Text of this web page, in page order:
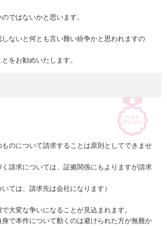
ではないかと思います。
ないと何とも言い難い紛争かと思われますの
をお勧めいたします。
のについて請求することは原則としてできませ
請求については、証拠関係にもよりますが請求
ては、請求先は会社になります）
大変な争いになることが見込まれます。
で本件について動くのは避けられた方が無難か